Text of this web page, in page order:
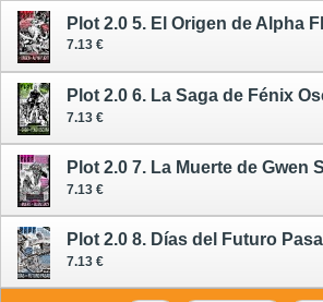
Plot 2.0 5. El Origen de Alpha
7.13 €
Plot 2.0 6. La Saga de Fénix
7.13 €
Plot 2.0 7. La Muerte de Gwen
7.13 €
Plot 2.0 8. Días del Futuro
7.13 €